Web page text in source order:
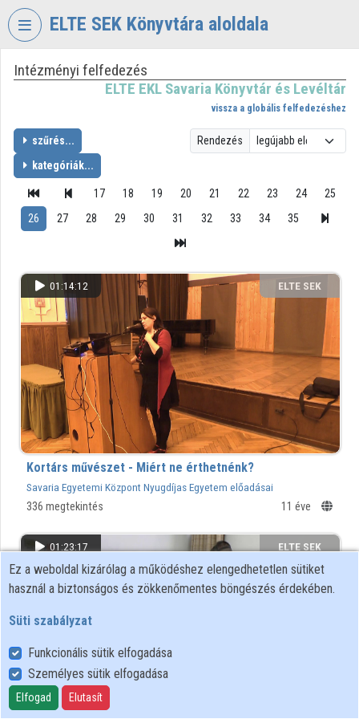
Fejléc kihagyása
ELTE SEK Könyvtára aloldala
VIDEOTORIUM
EKL
SAVARIA
KÖNYVTÁR
ÉS
LEVÉLTÁR
Bejelentkezés
Intézményi felfedezés
Kategóriák
Intézményi listák
Intézmények
Közreműködők
Intézményi felfedezés
ELTE EKL Savaria Könyvtár és Levéltár
vissza a globális felfedezéshez
szűrés...
kategóriák...
Rendezés
17 18 19 20 21 22 23 24
25
26
27 28 29 30 31 32 33 34 35
01:14:12
ELTE SEK
KÖNYVTÁRA
Kortárs művészet - Miért ne érthetnénk?
Savaria Egyetemi Központ Nyugdíjas Egyetem előadásai
336 megtekintés 11 éve
01:23:17
ELTE SEK
KÖNYVTÁRA
Ez a weboldal kizárólag a működéshez elengedhetetlen sütiket
használ a biztonságos és zökkenőmentes böngészés érdekében.
Süti szabályzat
Funkcionális sütik elfogadása
Személyes sütik elfogadása
Elfogad Elutasít